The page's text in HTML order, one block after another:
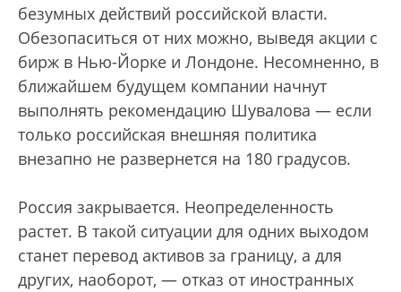
безумных действий российской власти.
Обезопаситься от них можно, выведя акции с
бирж в Нью-Йорке и Лондоне. Несомненно, в
ближайшем будущем компании начнут
выполнять рекомендацию Шувалова — если
только российская внешняя политика
внезапно не развернется на 180 градусов.
Россия закрывается. Неопределенность
растет. В такой ситуации для одних выходом
станет перевод активов за границу, а для
других, наоборот, — отказ от иностранных